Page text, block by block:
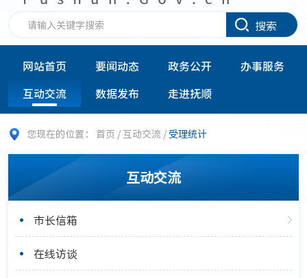
搜索
网站首页 要闻动态 政务公开
办事服务
互动交流
数据发布 走进抚顺
您现在的位置： 首页 / 互动交流 / 受理统计
互动交流
市长信箱
在线访谈